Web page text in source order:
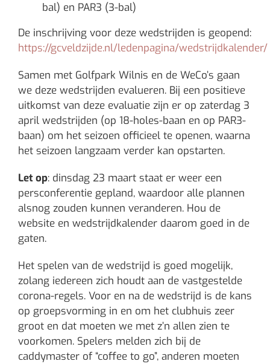
bal) en PAR3 (3-bal)
De inschrijving voor deze wedstrijden is geopend:
https://gcveldzijde.nl/ledenpagina/wedstrijdkalender/
Samen met Golfpark Wilnis en de WeCo’s gaan
we deze wedstrijden evalueren. Bij een positieve
uitkomst van deze evaluatie zijn er op zaterdag 3
april wedstrijden (op 18-holes-baan en op PAR3-
baan) om het seizoen officieel te openen, waarna
het seizoen langzaam verder kan opstarten.
Let op: dinsdag 23 maart staat er weer een
persconferentie gepland, waardoor alle plannen
alsnog zouden kunnen veranderen. Hou de
website en wedstrijdkalender daarom goed in de
gaten.
Het spelen van de wedstrijd is goed mogelijk,
zolang iedereen zich houdt aan de vastgestelde
corona-regels. Voor en na de wedstrijd is de kans
op groepsvorming in en om het clubhuis zeer
groot en dat moeten we met z’n allen zien te
voorkomen. Spelers melden zich bij de
caddymaster of “coffee to go”, anderen moeten